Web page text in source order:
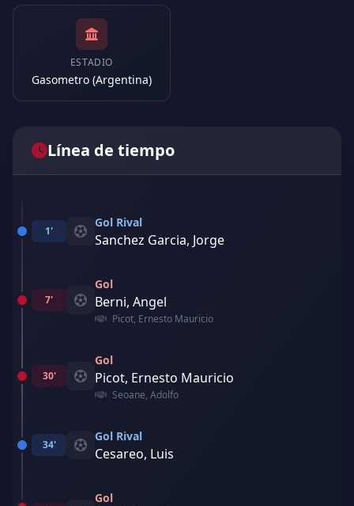
ESTADIO
Gasometro (Argentina)
Línea de tiempo
1'
Gol Rival
Sanchez Garcia, Jorge
7'
Gol
Berni, Angel
Picot, Ernesto Mauricio
30'
Gol
Picot, Ernesto Mauricio
Seoane, Adolfo
34'
Gol Rival
Cesareo, Luis
Gol